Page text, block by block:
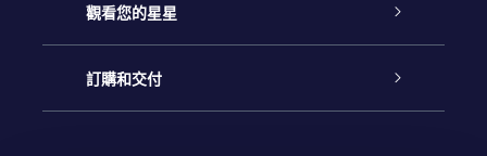
聯繫我們
博客
Online Star禮物
OSR禮物包
觀看您的星星
星星注册
訂購和交付